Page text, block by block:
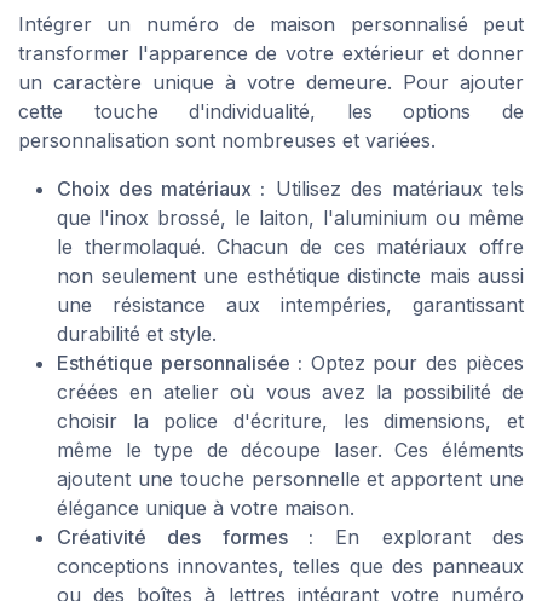
Intégrer un numéro de maison personnalisé peut
transformer l'apparence de votre extérieur et donner
un caractère unique à votre demeure. Pour ajouter
cette touche d'individualité, les options de
personnalisation sont nombreuses et variées.
Choix des matériaux : Utilisez des matériaux tels
que l'inox brossé, le laiton, l'aluminium ou même
le thermolaqué. Chacun de ces matériaux offre
non seulement une esthétique distincte mais aussi
une résistance aux intempéries, garantissant
durabilité et style.
Esthétique personnalisée : Optez pour des pièces
créées en atelier où vous avez la possibilité de
choisir la police d'écriture, les dimensions, et
même le type de découpe laser. Ces éléments
ajoutent une touche personnelle et apportent une
élégance unique à votre maison.
Créativité des formes : En explorant des
conceptions innovantes, telles que des panneaux
ou des boîtes à lettres intégrant votre numéro